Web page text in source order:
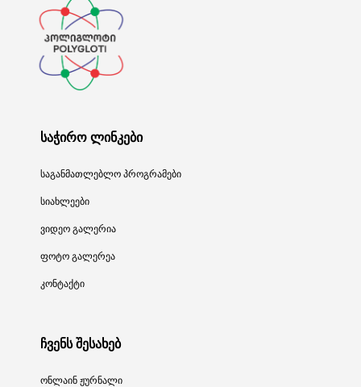
საჭირო ლინკები
საგანმათლებლო პროგრამები
სიახლეები
ვიდეო გალერია
ფოტო გალერეა
კონტაქტი
ჩვენს შესახებ
ონლაინ ჟურნალი